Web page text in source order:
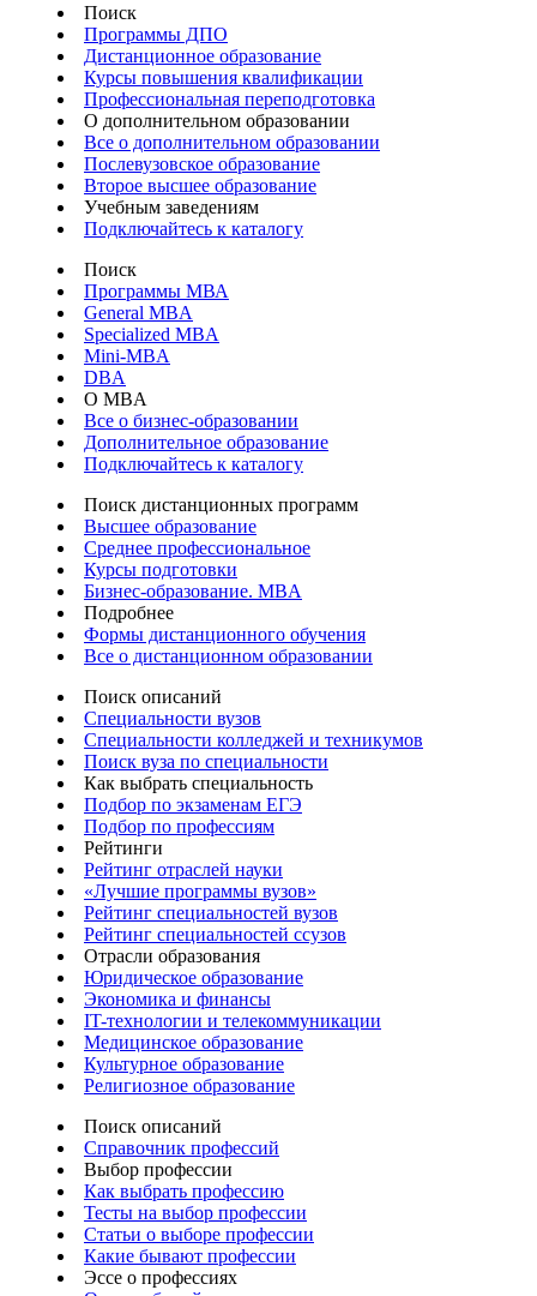
Поиск
Программы ДПО
Дистанционное образование
Курсы повышения квалификации
Профессиональная переподготовка
О дополнительном образовании
Все о дополнительном образовании
Послевузовское образование
Второе высшее образование
Учебным заведениям
Подключайтесь к каталогу
Поиск
Программы МВА
General MBA
Specialized MBA
Mini-MBA
DBA
О MBA
Все о бизнес-образовании
Дополнительное образование
Подключайтесь к каталогу
Поиск дистанционных программ
Высшее образование
Среднее профессиональное
Курсы подготовки
Бизнес-образование. MBA
Подробнее
Формы дистанционного обучения
Все о дистанционном образовании
Поиск описаний
Специальности вузов
Специальности колледжей и техникумов
Поиск вуза по специальности
Как выбрать специальность
Подбор по экзаменам ЕГЭ
Подбор по профессиям
Рейтинги
Рейтинг отраслей науки
«Лучшие программы вузов»
Рейтинг специальностей вузов
Рейтинг специальностей ссузов
Отрасли образования
Юридическое образование
Экономика и финансы
IT-технологии и телекоммуникации
Медицинское образование
Культурное образование
Религиозное образование
Поиск описаний
Справочник профессий
Выбор профессии
Как выбрать профессию
Тесты на выбор профессии
Статьи о выборе профессии
Какие бывают профессии
Эссе о профессиях